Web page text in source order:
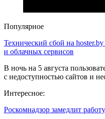
Популярное
Технический сбой на
и облачных сервисов
В ночь на 5 августа
с недоступностью сайтов и
Интересное:
Роскомнадзор замедлит